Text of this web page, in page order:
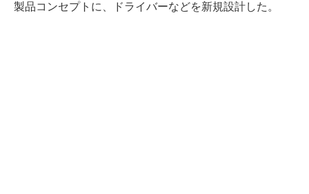
製品コンセプトに、ドライバーなどを新規設計した。